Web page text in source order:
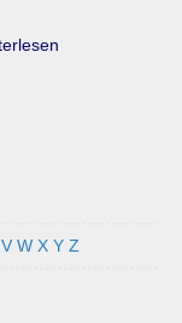
V W X Y Z